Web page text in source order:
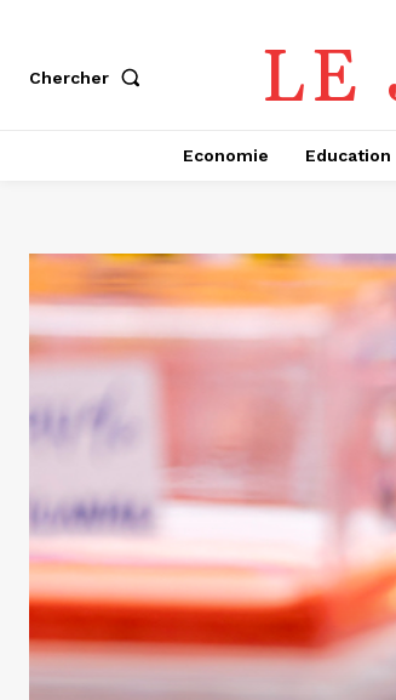
Chercher LE
Economie Education